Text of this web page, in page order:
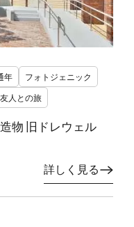
年
フォトジェニック
友人との旅
物 旧ドレウェル
詳しく見る